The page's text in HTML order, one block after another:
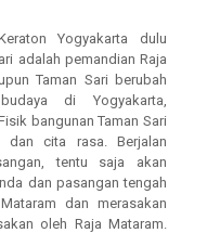
Yogyakarta dulu
adalah pemandian Raja
Taman Sari berubah
di Yogyakarta,
bangunan Taman Sari
dan cita rasa. Berjalan
tentu saja akan
dan pasangan tengah
dan merasakan
oleh Raja Mataram.